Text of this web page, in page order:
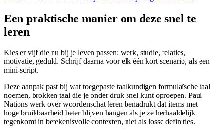
Een praktische manier om deze snel te
leren
Kies er vijf die nu bij je leven passen: werk, studie, relaties,
motivatie, geduld. Schrijf daarna voor elk één kort scenario, als een
mini-script.
Deze aanpak past bij wat toegepaste taalkundigen formulaïsche taal
noemen, brokken taal die je onder druk snel kunt oproepen. Paul
Nations werk over woordenschat leren benadrukt dat items met
hoge bruikbaarheid beter blijven hangen als je ze herhaaldelijk
tegenkomt in betekenisvolle contexten, niet als losse definities.